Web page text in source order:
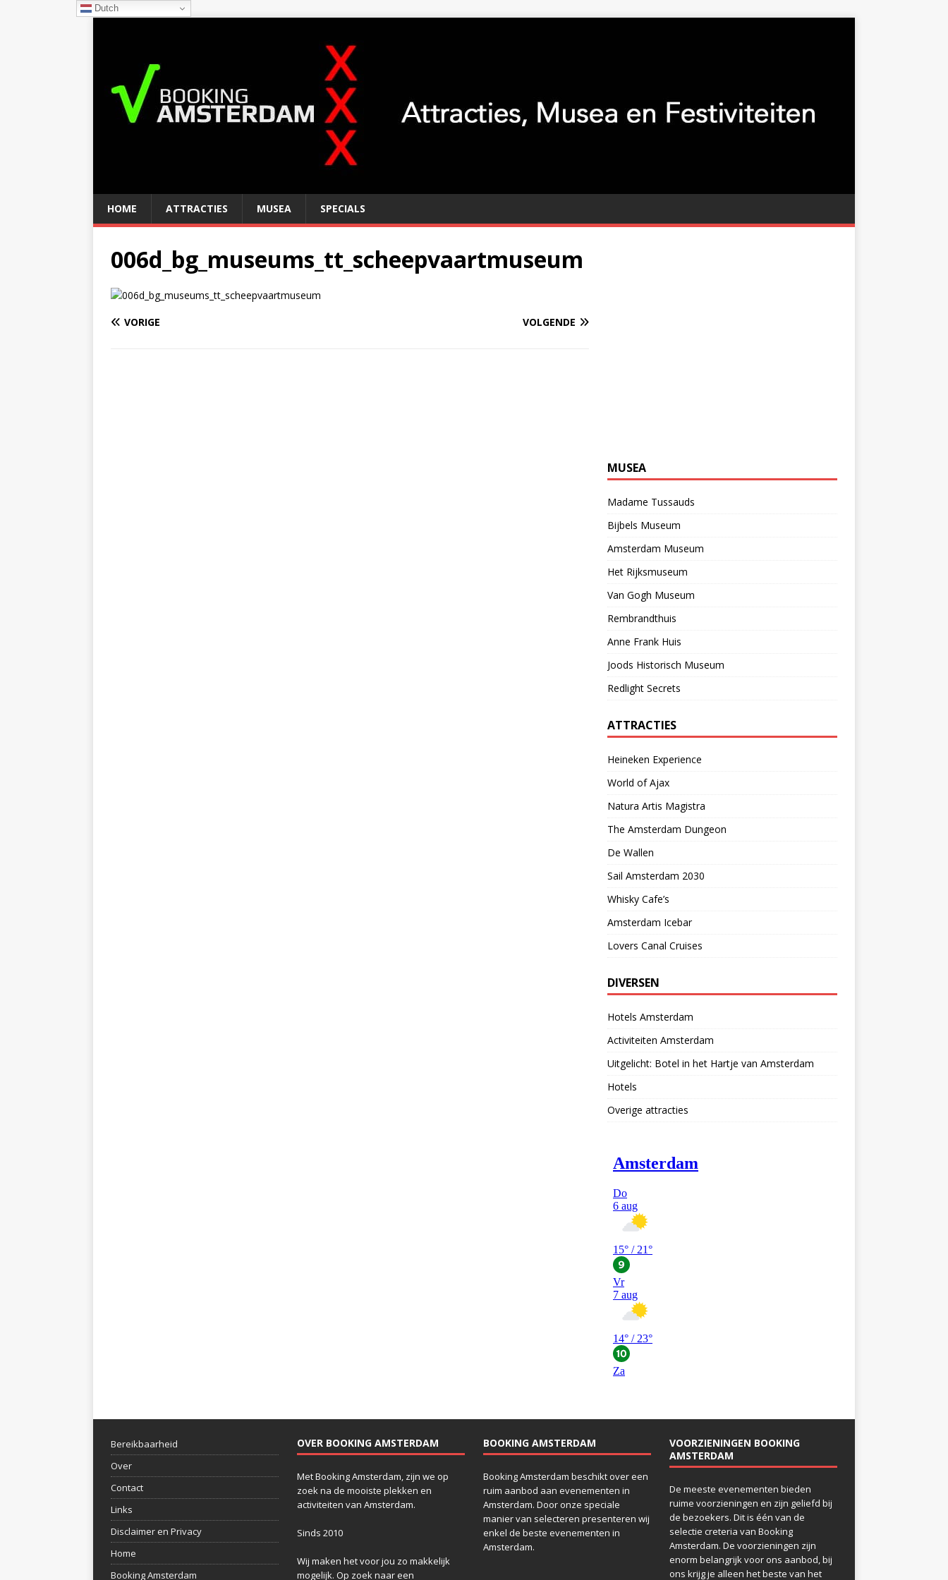
HOME ATTRACTIES MUSEA SPECIALS
006d_bg_museums_tt_scheepvaartmuseum
VORIGE VOLGENDE
MUSEA
Madame Tussauds
Bijbels Museum
Amsterdam Museum
Het Rijksmuseum
Van Gogh Museum
Rembrandthuis
Anne Frank Huis
Joods Historisch Museum
Redlight Secrets
ATTRACTIES
Heineken Experience
World of Ajax
Natura Artis Magistra
The Amsterdam Dungeon
De Wallen
Sail Amsterdam 2030
Whisky Cafe’s
Amsterdam Icebar
Lovers Canal Cruises
DIVERSEN
Hotels Amsterdam
Activiteiten Amsterdam
Uitgelicht: Botel in het Hartje van Amsterdam
Hotels
Overige attracties
Bereikbaarheid
Over
Contact
Links
Disclaimer en Privacy
Home
Booking Amsterdam
OVER BOOKING AMSTERDAM
Met Booking Amsterdam, zijn we op
zoek na de mooiste plekken en
activiteiten van Amsterdam.
Sinds 2010
Wij maken het voor jou zo makkelijk
mogelijk. Op zoek naar een
BOOKING AMSTERDAM
Booking Amsterdam beschikt over een
ruim aanbod aan evenementen in
Amsterdam. Door onze speciale
manier van selecteren presenteren wij
enkel de beste evenementen in
Amsterdam.
VOORZIENINGEN BOOKING
AMSTERDAM
De meeste evenementen bieden
ruime voorzieningen en zijn geliefd bij
de bezoekers. Dit is één van de
selectie creteria van Booking
Amsterdam. De voorzieningen zijn
enorm belangrijk voor ons aanbod, bij
ons krijg je alleen het beste van het
Dutch